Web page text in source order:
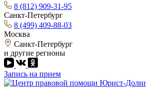
8 (812) 909-31-95
Санкт-Петербург
8 (499) 409-88-03
Москва
Санкт-Петербург
и другие регионы
Запись на прием